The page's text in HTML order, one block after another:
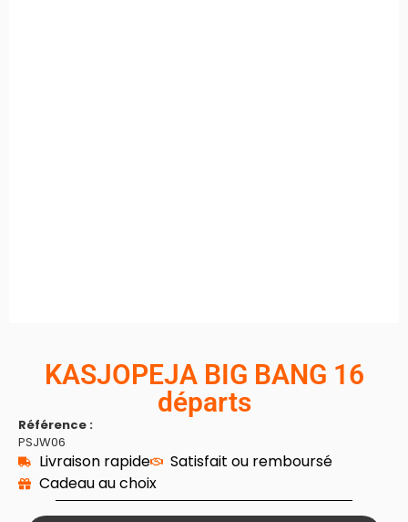
KASJOPEJA BIG BANG 16
départs
Référence :
PSJW06
Livraison rapide
Satisfait ou remboursé
Cadeau au choix